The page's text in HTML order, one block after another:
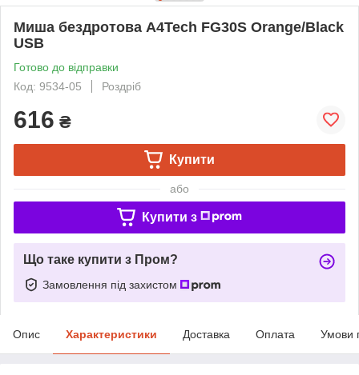
Миша бездротова A4Tech FG30S Orange/Black
USB
Готово до відправки
Код: 9534-05
Роздріб
616 ₴
Купити
або
Купити з
Що таке купити з Пром?
Замовлення під захистом
Опис Характеристики Доставка Оплата Умови